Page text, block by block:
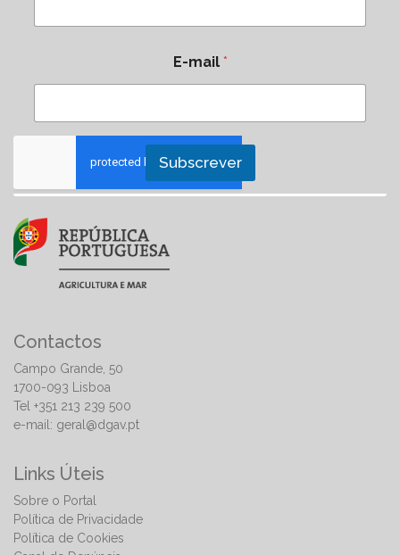
E-mail *
Subscrever
Contactos
Campo Grande, 50
1700-093 Lisboa
Tel +351 213 239 500
e-mail: geral@dgav.pt
Links Úteis
Sobre o Portal
Política de Privacidade
Política de Cookies